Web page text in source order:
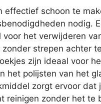
effectief schoon te
nodig.
voor het verwijderen
strepen achter
zijn ideaal voor
het polijsten van het
zorgt ervoor dat
reinigen zonder het te